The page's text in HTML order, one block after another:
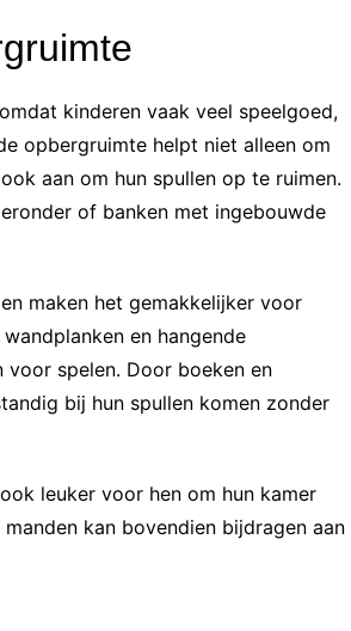
kinderen vaak veel speelgoed,
opbergruimte helpt niet alleen om
aan om hun spullen op te ruimen.
of banken met ingebouwde
maken het gemakkelijker voor
en hangende
spelen. Door boeken en
bij hun spullen komen zonder
leuker voor hen om hun kamer
kan bovendien bijdragen aan